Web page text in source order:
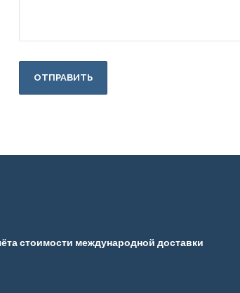
стоимости международной доставки